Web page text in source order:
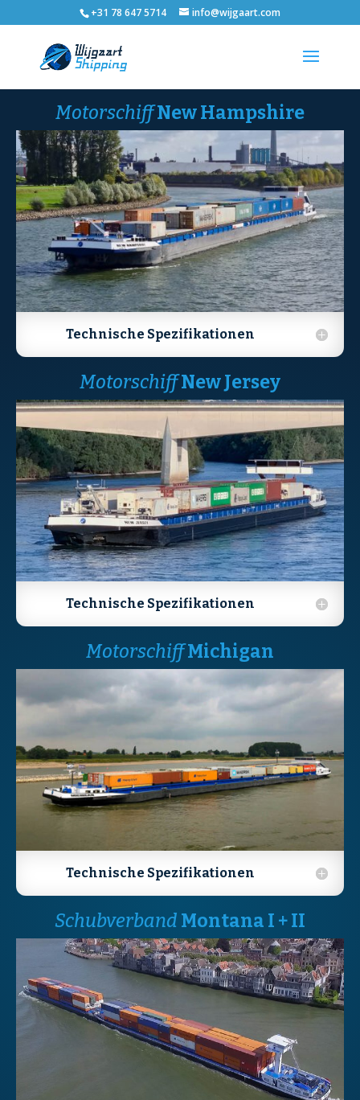
+31 78 647 5714 info@wijgaart.com
MotorschiffNew Hampshire
Technische Spezifikationen
MotorschiffNew Jersey
Technische Spezifikationen
MotorschiffMichigan
Technische Spezifikationen
Schubverband Montana I +II